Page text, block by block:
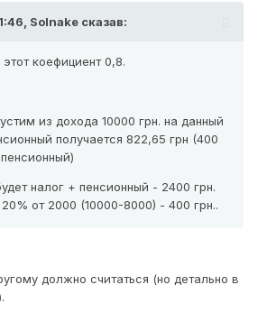
Solnake сказав:
коефициент 0,8.
из дохода 10000 грн. на данный
получается 822,65 грн (400
налог + пенсионный - 2400 грн.
от 2000 (10000-8000) - 400 грн..
должно считаться (но детально в